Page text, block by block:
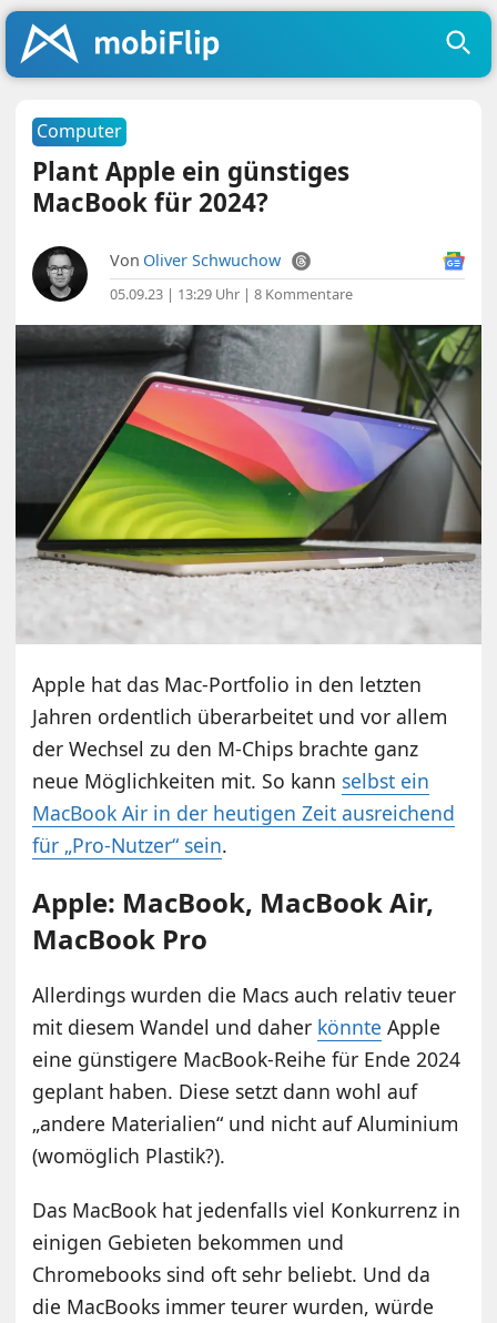
Computer
Plant Apple ein günstiges
MacBook für 2024?
Von Oliver Schwuchow
05.09.23 | 13:29 Uhr |8 Kommentare
Apple hat das Mac-Portfolio in den letzten
Jahren ordentlich überarbeitet und vor allem
der Wechsel zu den M-Chips brachte ganz
neue Möglichkeiten mit. So kann selbst ein
MacBook Air in der heutigen Zeit ausreichend
für „Pro-Nutzer“ sein.
Apple: MacBook, MacBook Air,
MacBook Pro
Allerdings wurden die Macs auch relativ teuer
mit diesem Wandel und daher könnte Apple
eine günstigere MacBook-Reihe für Ende 2024
geplant haben. Diese setzt dann wohl auf
„andere Materialien“ und nicht auf Aluminium
(womöglich Plastik?).
Das MacBook hat jedenfalls viel Konkurrenz in
einigen Gebieten bekommen und
Chromebooks sind oft sehr beliebt. Und da
die MacBooks immer teurer wurden, würde